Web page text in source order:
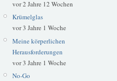
vor 2 Jahre 12 Wochen
Krümelglas
vor 3 Jahre 1 Woche
Meine körperlichen
Herausforderungen
vor 3 Jahre 1 Woche
No-Go